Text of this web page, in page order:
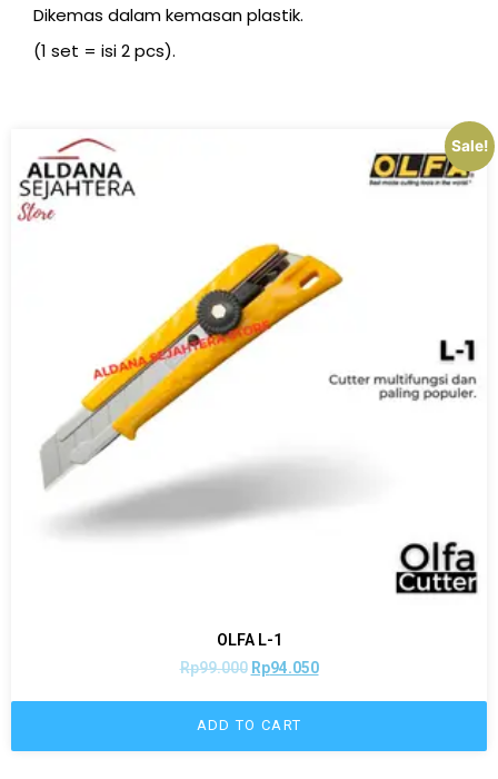
Dikemas dalam kemasan plastik.
(1 set = isi 2 pcs).
Sale!
OLFA L-1
Rp99.000 Rp94.050
ADD TO CART